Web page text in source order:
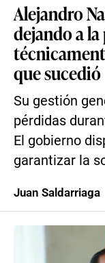
Alejandro
dejando a
que sucedió
Su gestión
pérdidas
El gobierno
garantizar la
Juan Saldarriaga